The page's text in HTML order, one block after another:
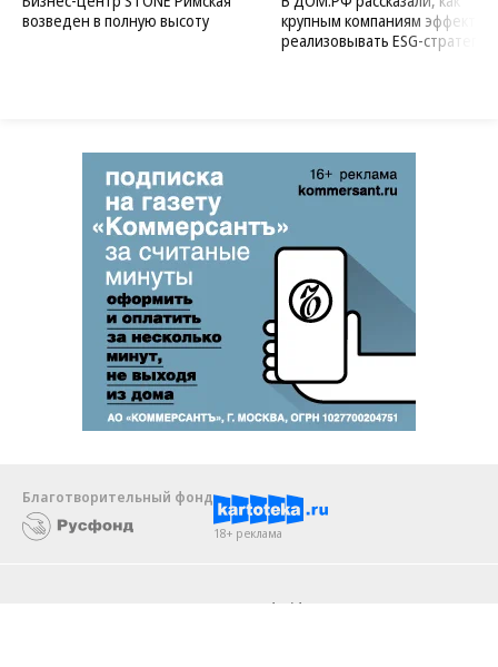
возведен в полную высоту
крупным компаниям
реализовывать ESG-стратегию
Благотворительный фонд
18+ реклама
Android